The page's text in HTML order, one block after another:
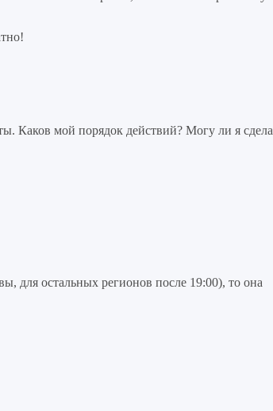
Каков мой порядок действий? Могу ли я
для остальных регионов после 19:00), то она